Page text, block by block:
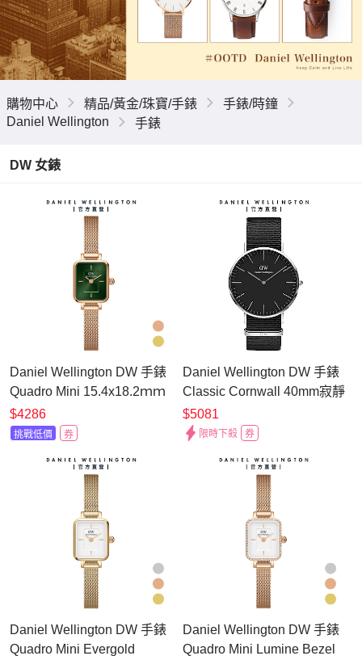
購物中心 精品/黃金/珠寶/手錶
手錶/時鐘
Daniel Wellington
手錶
DW 女錶
Daniel Wellington DW 手錶
Quadro Mini 15.4x18.2ｍｍ
方糖系列編織小方錶-輕檸綠
錶盤
$4286
挑戰低價 券
Daniel Wellington DW 手錶
Classic Cornwall 40mm寂靜
黑織紋錶 DW00100149
$5081
限時下殺 券
Daniel Wellington DW 手錶
Quadro Mini Evergold
Daniel Wellington DW 手錶
Quadro Mini Lumine Bezel